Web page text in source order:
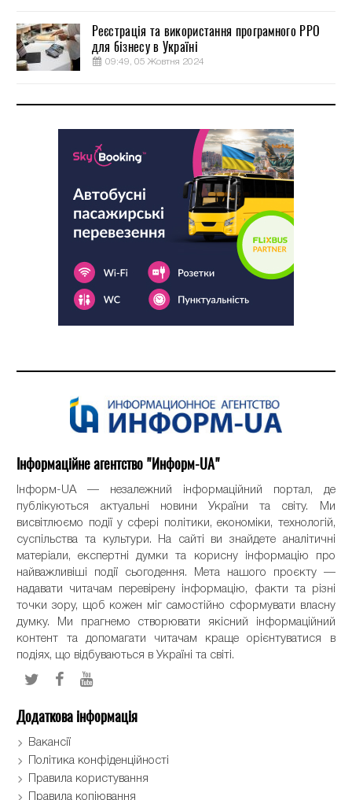
Реєстрація та використання програмного РРО
для бізнесу в Україні
09:49, 05 Жовтня 2024
Інформаційне агентство "Информ-UA"
Інформ-UA — незалежний інформаційний портал, де
публікуються актуальні новини України та світу. Ми
висвітлюємо події у сфері політики, економіки, технологій,
суспільства та культури. На сайті ви знайдете аналітичні
матеріали, експертні думки та корисну інформацію про
найважливіші події сьогодення. Мета нашого проєкту —
надавати читачам перевірену інформацію, факти та різні
точки зору, щоб кожен міг самостійно сформувати власну
думку. Ми прагнемо створювати якісний інформаційний
контент та допомагати читачам краще орієнтуватися в
подіях, що відбуваються в Україні та світі.
Додаткова інформація
Вакансії
Політика конфіденційності
Правила користування
Правила копіювання